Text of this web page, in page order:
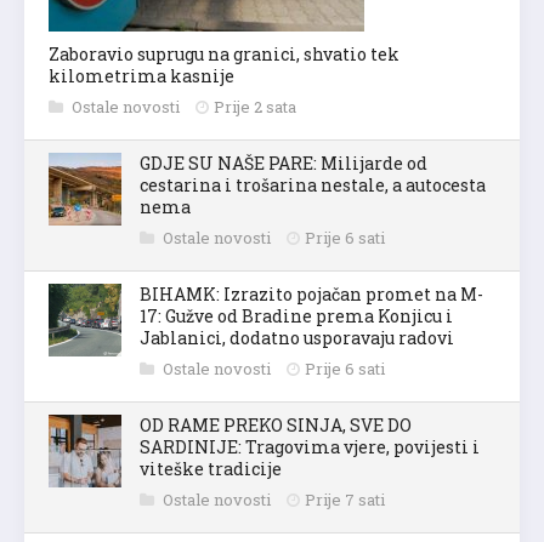
Zaboravio suprugu na granici, shvatio tek
kilometrima kasnije
Ostale novosti Prije 2 sata
GDJE SU NAŠE PARE: Milijarde od
cestarina i trošarina nestale, a autocesta
nema
Ostale novosti Prije 6 sati
BIHAMK: Izrazito pojačan promet na M-
17: Gužve od Bradine prema Konjicu i
Jablanici, dodatno usporavaju radovi
Ostale novosti Prije 6 sati
OD RAME PREKO SINJA, SVE DO
SARDINIJE: Tragovima vjere, povijesti i
viteške tradicije
Ostale novosti Prije 7 sati